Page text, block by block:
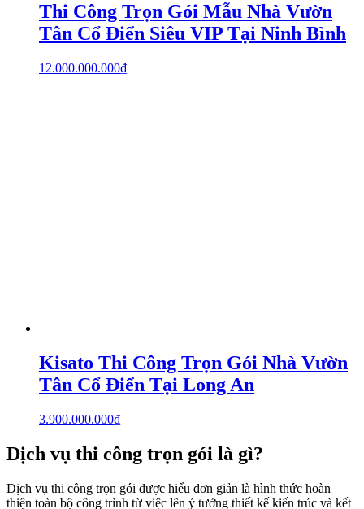
Thi Công Trọn Gói Mẫu Nhà Vườn
Tân Cổ Điển Siêu VIP Tại Ninh Bình
12.000.000.000₫
Kisato Thi Công Trọn Gói Nhà Vườn
Tân Cổ Điển Tại Long An
3.900.000.000₫
Dịch vụ thi công trọn gói là gì?
Dịch vụ thi công trọn gói được hiểu đơn giản là hình thức hoàn
thiện toàn bộ công trình từ việc lên ý tưởng thiết kế kiến trúc và kết